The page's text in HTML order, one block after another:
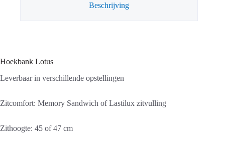
Beschrijving
Hoekbank Lotus
Leverbaar in verschillende opstellingen
Zitcomfort: Memory Sandwich of Lastilux zitvulling
Zithoogte: 45 of 47 cm